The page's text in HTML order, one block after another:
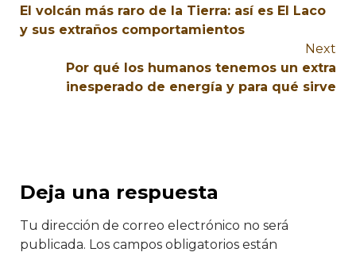
El volcán más raro de la Tierra: así es El Laco
y sus extraños comportamientos
Next
Por qué los humanos tenemos un extra
inesperado de energía y para qué sirve
Deja una respuesta
Tu dirección de correo electrónico no será
publicada. Los campos obligatorios están